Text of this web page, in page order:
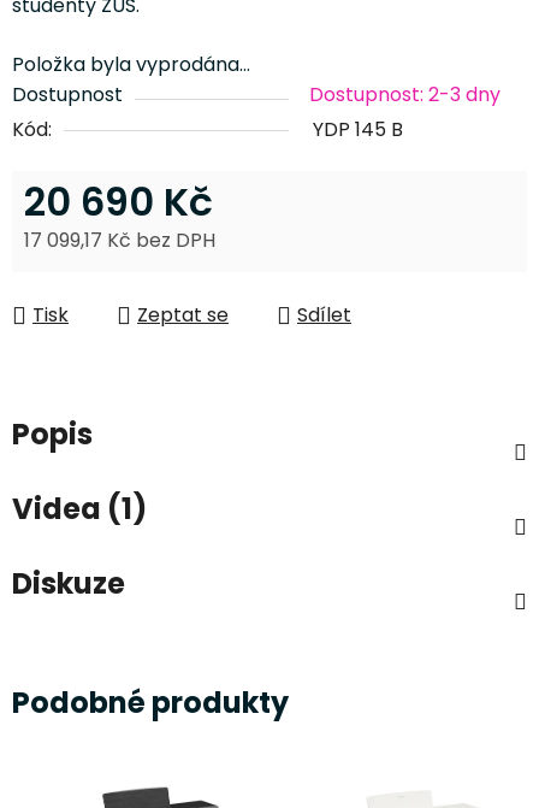
studenty ZUŠ.
Položka byla vyprodána…
Dostupnost
Dostupnost: 2-3 dny
Kód:
YDP 145 B
20 690 Kč
17 099,17 Kč bez DPH
Tisk
Zeptat se Sdílet
Popis
Videa (1)
Diskuze
Podobné produkty